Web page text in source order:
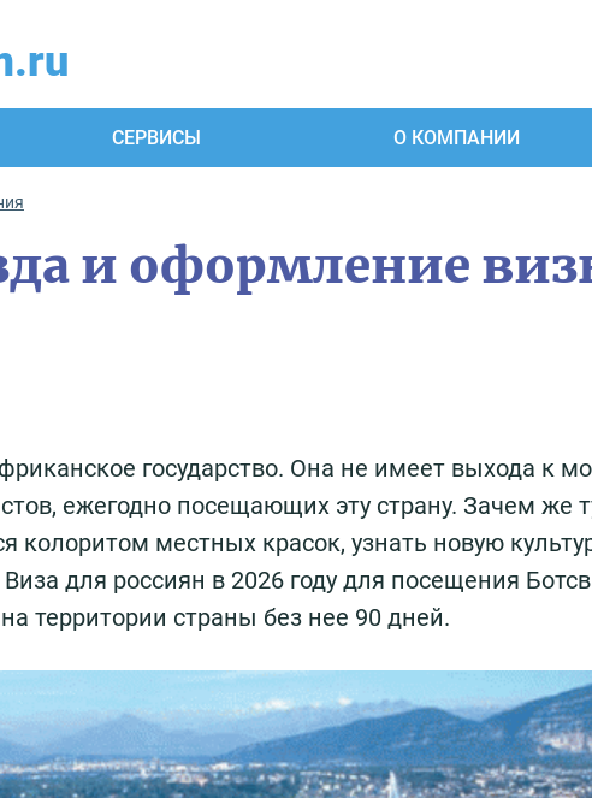
СЕРВИСЫ О КОМПАНИИ
и оформление
государство. Она не имеет выхода к
ежегодно посещающих эту страну. Зачем же
колоритом местных красок, узнать новую
Виза для россиян в 2026 году для посещения
территории страны без нее 90 дней.